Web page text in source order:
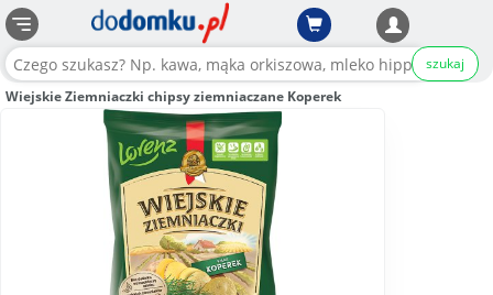
szukaj
Wiejskie Ziemniaczki chipsy ziemniaczane Koperek